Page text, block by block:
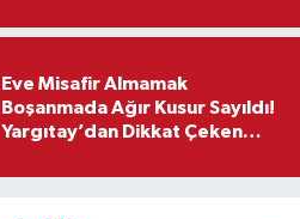
Eve Misafir Almamak
Boşanmada Ağır Kusur Sayıldı!
Yargıtay’dan Dikkat Çeken